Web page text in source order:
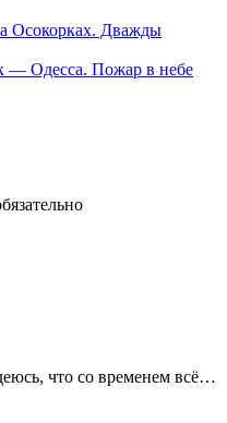
Осокорках. Дважды
— Одесса. Пожар в небе
что со временем всё…